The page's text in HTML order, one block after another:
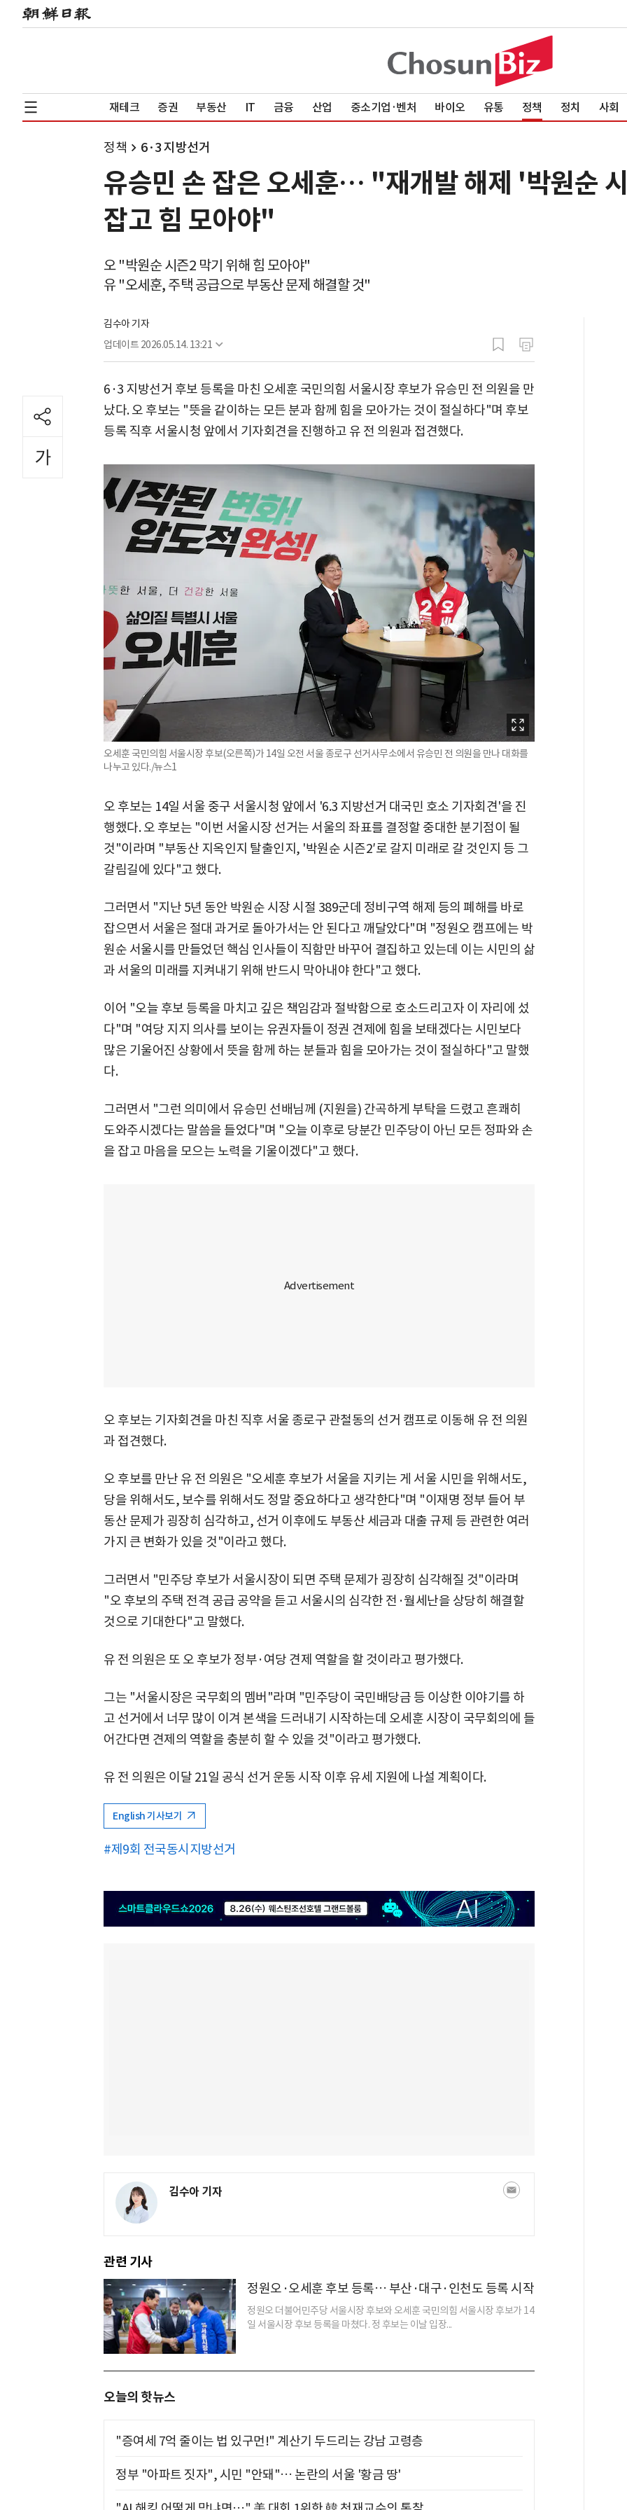
재테크 증권 부동산 IT 금융 산업 중소기업·벤처 바이오 유통 정책 정치 사회
정책 6·3 지방선거
유승민 손 잡은 오세훈… "재개발 해제 '박원순
잡고 힘 모아야"
오 "박원순 시즌2 막기 위해 힘 모아야"
유 "오세훈, 주택 공급으로 부동산 문제 해결할 것"
김수아 기자
업데이트 2026.05.14. 13:21
6·3 지방선거 후보 등록을 마친 오세훈 국민의힘 서울시장 후보가 유승민 전 의원을 만
났다. 오 후보는 "뜻을 같이하는 모든 분과 함께 힘을 모아가는 것이 절실하다"며 후보
등록 직후 서울시청 앞에서 기자회견을 진행하고 유 전 의원과 접견했다.
오세훈 국민의힘 서울시장 후보(오른쪽)가 14일 오전 서울 종로구 선거사무소에서 유승민 전 의원을 만나 대화를
나누고 있다./뉴스1
오 후보는 14일 서울 중구 서울시청 앞에서 '6.3 지방선거 대국민 호소 기자회견'을 진
행했다. 오 후보는 "이번 서울시장 선거는 서울의 좌표를 결정할 중대한 분기점이 될
것"이라며 "부동산 지옥인지 탈출인지, '박원순 시즌2′로 갈지 미래로 갈 것인지 등 그
갈림길에 있다"고 했다.
그러면서 "지난 5년 동안 박원순 시장 시절 389군데 정비구역 해제 등의 폐해를 바로
잡으면서 서울은 절대 과거로 돌아가서는 안 된다고 깨달았다"며 "정원오 캠프에는 박
원순 서울시를 만들었던 핵심 인사들이 직함만 바꾸어 결집하고 있는데 이는 시민의 삶
과 서울의 미래를 지켜내기 위해 반드시 막아내야 한다"고 했다.
이어 "오늘 후보 등록을 마치고 깊은 책임감과 절박함으로 호소드리고자 이 자리에 섰
다"며 "여당 지지 의사를 보이는 유권자들이 정권 견제에 힘을 보태겠다는 시민보다
많은 기울어진 상황에서 뜻을 함께 하는 분들과 힘을 모아가는 것이 절실하다"고 말했
다.
그러면서 "그런 의미에서 유승민 선배님께 (지원을) 간곡하게 부탁을 드렸고 흔쾌히
도와주시겠다는 말씀을 들었다"며 "오늘 이후로 당분간 민주당이 아닌 모든 정파와 손
을 잡고 마음을 모으는 노력을 기울이겠다"고 했다.
오 후보는 기자회견을 마친 직후 서울 종로구 관철동의 선거 캠프로 이동해 유 전 의원
과 접견했다.
오 후보를 만난 유 전 의원은 "오세훈 후보가 서울을 지키는 게 서울 시민을 위해서도,
당을 위해서도, 보수를 위해서도 정말 중요하다고 생각한다"며 "이재명 정부 들어 부
동산 문제가 굉장히 심각하고, 선거 이후에도 부동산 세금과 대출 규제 등 관련한 여러
가지 큰 변화가 있을 것"이라고 했다.
그러면서 "민주당 후보가 서울시장이 되면 주택 문제가 굉장히 심각해질 것"이라며
"오 후보의 주택 전격 공급 공약을 듣고 서울시의 심각한 전·월세난을 상당히 해결할
것으로 기대한다"고 말했다.
유 전 의원은 또 오 후보가 정부·여당 견제 역할을 할 것이라고 평가했다.
그는 "서울시장은 국무회의 멤버"라며 "민주당이 국민배당금 등 이상한 이야기를 하
고 선거에서 너무 많이 이겨 본색을 드러내기 시작하는데 오세훈 시장이 국무회의에 들
어간다면 견제의 역할을 충분히 할 수 있을 것"이라고 평가했다.
유 전 의원은 이달 21일 공식 선거 운동 시작 이후 유세 지원에 나설 계획이다.
English 기사보기
#제9회 전국동시지방선거
김수아 기자
관련 기사
정원오·오세훈 후보 등록… 부산·대구·인천도 등록 시작
정원오 더불어민주당 서울시장 후보와 오세훈 국민의힘 서울시장 후보가 14
일 서울시장 후보 등록을 마쳤다. 정 후보는 이날 입장...
오늘의 핫뉴스
"증여세 7억 줄이는 법 있구먼!" 계산기 두드리는 강남 고령층
정부 "아파트 짓자", 시민 "안돼"… 논란의 서울 '황금 땅'